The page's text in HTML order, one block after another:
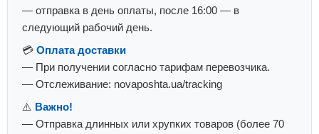
— отправка в день оплаты, после 16:00 — в
следующий рабочий день.
💳 Оплата доставки
— При получении согласно тарифам перевозчика.
— Отслеживание: novaposhta.ua/tracking
⚠️ Важно!
— Отправка длинных или хрупких товаров (более 70